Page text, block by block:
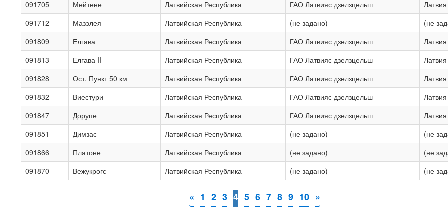
091705 Мейтене Латвийская Республика ГАО Латвияс дзелзцельш
Латвия
091712
Мазэлея Латвийская Республика (не задано)
(не
091809
Елгава Латвийская Республика ГАО Латвияс дзелзцельш
Латвия
091813
Елгава II Латвийская Республика ГАО Латвияс дзелзцельш
Латвия
091828
Ост. Пункт 50 км Латвийская Республика ГАО Латвияс дзелзцельш
Латвия
091832
Виестури Латвийская Республика ГАО Латвияс дзелзцельш
Латвия
091847
Дорупе Латвийская Республика ГАО Латвияс дзелзцельш
Латвия
091851
Димзас Латвийская Республика (не задано)
(не
091866
Платоне Латвийская Республика (не задано)
(не
091870
Вежукрогс Латвийская Республика (не задано) (не
« 1 2 3 4 5 6 7 8 9 10 »